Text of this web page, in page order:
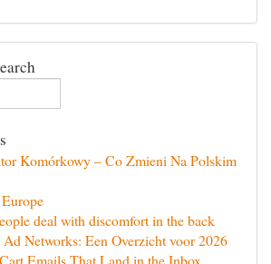
Komórkowy – Co Zmieni Na Polskim
deal with discomfort in the back
Ad Networks: Een Overzicht voor 2026
Emails That Land in the Inbox